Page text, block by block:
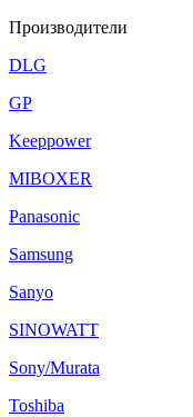
Производители
DLG
GP
Keeppower
MIBOXER
Panasonic
Samsung
Sanyo
SINOWATT
Sony/Murata
Toshiba